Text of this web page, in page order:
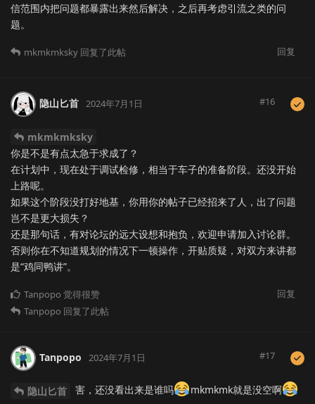
信范围内把问题都暴露出来然后解决，之后再考虑引流之类的问
题。
回复
mkmkmksky 回复了此帖
隐山匕首 2024年7月1日 #16
mkmkmksky
你是不是有点太急于求成了？
在计划中，现在处于调试检修，相当于车子的准备阶段。还没开始
上路呢。
如果这个阶段没打好地基，你用你的帖子已经招来了人，出了问题
岂不是更大损失？
还是那句话，有对论坛的远大设想和抱负，欢迎申请加入讨论群。
否则你在不知道规划的情况下一顿操作，开贴质疑，对双方来讲都
是“鸡同鸭讲”。
回复
Tanpopo 觉得很赞
Tanpopo 回复了此帖
Tanpopo 2024年7月1日 #17
隐山匕首 害，还没看出来是谁吗 mkmkmk就是没空啊